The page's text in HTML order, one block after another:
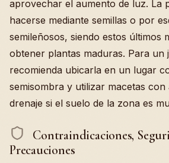
aprovechar el aumento de luz. La
hacerse mediante semillas o por
semileñosos, siendo estos últimos
obtener plantas maduras. Para un
recomienda ubicarla en un lugar
semisombra y utilizar macetas con
drenaje si el suelo de la zona es
Contraindicaciones,
Precauciones